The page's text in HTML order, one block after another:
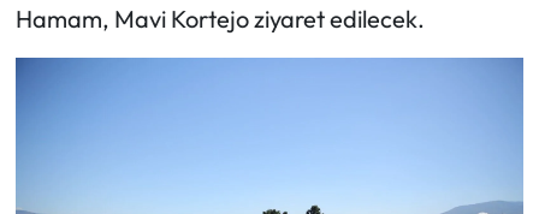
Hamam, Mavi Kortejo ziyaret edilecek.